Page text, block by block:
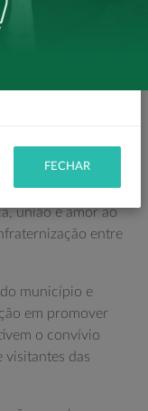
espetáculo “Em
à
do período
união e amor ao
entre
município e
em promover
o convívio
visitantes das
FECHAR